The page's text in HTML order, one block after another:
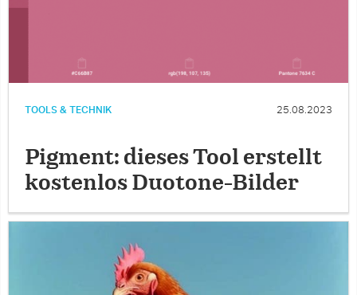
TOOLS & TECHNIK 25.08.2023
Pigment: dieses Tool erstellt
kostenlos Duotone-Bilder